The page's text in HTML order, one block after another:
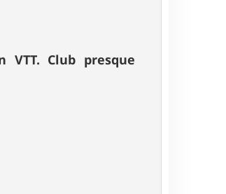
Club presque